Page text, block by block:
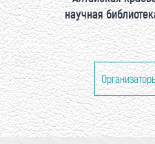
научная